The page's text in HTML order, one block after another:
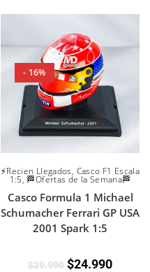
- 16%
⚡Recien Llegados, Casco F1 Escala
1:5, 🏁Ofertas de la Semana🏁
Casco Formula 1 Michael
Schumacher Ferrari GP USA
2001 Spark 1:5
$29.990 $24.990